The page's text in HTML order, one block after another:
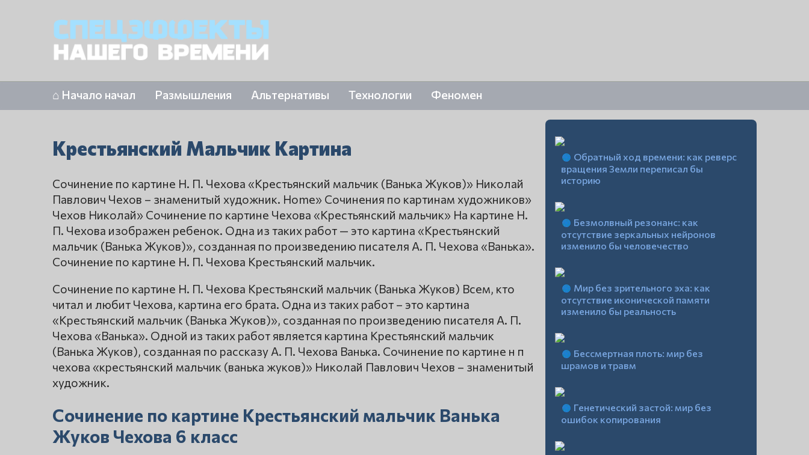
⌂ Начало начал Размышления Альтернативы Технологии Феномен
Крестьянский Мальчик Картина
Сочинение по картине Н. П. Чехова «Крестьянский мальчик (Ванька Жуков)» Николай
Павлович Чехов – знаменитый художник. Home» Сочинения по картинам художников»
Чехов Николай» Сочинение по картине Чехова «Крестьянский мальчик» На картине Н.
П. Чехова изображен ребенок. Одна из таких работ — это картина «Крестьянский
мальчик (Ванька Жуков)», созданная по произведению писателя А. П. Чехова «Ванька».
Сочинение по картине Н. П. Чехова Крестьянский мальчик.
Сочинение по картине Н. П. Чехова Крестьянский мальчик (Ванька Жуков) Всем, кто
читал и любит Чехова, картина его брата. Одна из таких работ – это картина
«Крестьянский мальчик (Ванька Жуков)», созданная по произведению писателя А. П.
Чехова «Ванька». Одной из таких работ является картина Крестьянский мальчик
(Ванька Жуков), созданная по рассказу А. П. Чехова Ванька. Сочинение по картине н п
чехова «крестьянский мальчик (ванька жуков)» Николай Павлович Чехов – знаменитый
художник.
Сочинение по картине Крестьянский мальчик Ванька
Жуков Чехова 6 класс
Обратный ход времени: как реверс
вращения Земли переписал бы
историю
Безмолвный резонанс: как
отсутствие зеркальных нейронов
изменило бы человечество
Мир без зрительного эха: как
отсутствие иконической памяти
изменило бы реальность
Бессмертная плоть: мир без
шрамов и травм
Генетический застой: мир без
ошибок копирования